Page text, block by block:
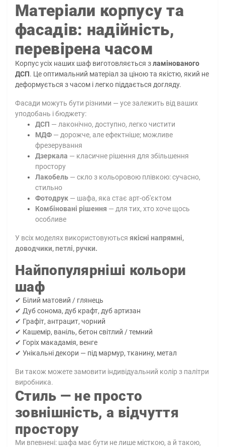
Матеріали корпусу та
фасадів: надійність,
перевірена часом
Корпус усіх наших шаф виготовляється зламінованого
ДСП. Це оптимальний матеріал за ціною та якістю, який не
деформується з часом і легко піддається догляду.
Фасади можуть бути різними — усе залежить від ваших
уподобань і бюджету:
ДСП — лаконічно, доступно, легко чистити
МДФ — дорожче, але ефектніше; можливе
фрезерування
Дзеркала — класичне рішення для збільшення
простору
Лакобель — скло з кольоровою плівкою: сучасно,
стильно
Фотодрук — шафа, яка стає арт-об'єктом
Комбіновані рішення — для тих, хто хоче щось
особливе
У всіх моделях використовуються якісні напрямні,
доводчики, петлі, ручки.
Найпопулярніші кольори
шаф
✔ Білий матовий / глянець
✔ Дуб сонома, дуб крафт, дуб артизан
✔ Графіт, антрацит, чорний
✔ Кашемір, ваніль, бетон світлий / темний
✔ Горіх макадамія, венге
✔ Унікальні декори — під мармур, тканину, метал
Ви також можете замовити індивідуальний колір з палітри
виробника.
Стиль — не просто
зовнішність, а відчуття
простору
Ми впевнені: шафа має бути не лише місткою, а й такою,